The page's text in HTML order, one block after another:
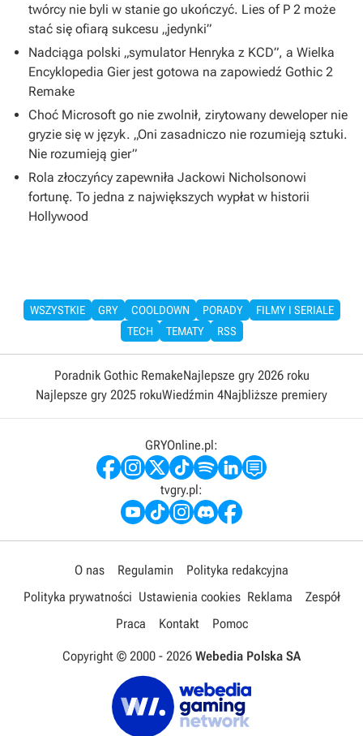
twórcy nie byli w stanie go ukończyć. Lies of P 2 może
stać się ofiarą sukcesu „jedynki”
Nadciąga polski „symulator Henryka z KCD”, a Wielka
Encyklopedia Gier jest gotowa na zapowiedź Gothic 2
Remake
Choć Microsoft go nie zwolnił, zirytowany deweloper nie
gryzie się w język. „Oni zasadniczo nie rozumieją sztuki.
Nie rozumieją gier”
Rola złoczyńcy zapewniła Jackowi Nicholsonowi
fortunę. To jedna z największych wypłat w historii
Hollywood
WSZYSTKIE GRY COOLDOWN PORADY
FILMY I SERIALE
TECH
TEMATY RSS
Poradnik Gothic RemakeNajlepsze gry 2026 roku
Najlepsze gry 2025 rokuWiedźmin 4Najbliższe premiery
GRYOnline.pl:
tvgry.pl:
O nas Regulamin
Polityka redakcyjna
Polityka prywatności Ustawienia cookies Reklama
Zespół
Praca
Kontakt Pomoc
Copyright © 2000 - 2026 Webedia Polska SA